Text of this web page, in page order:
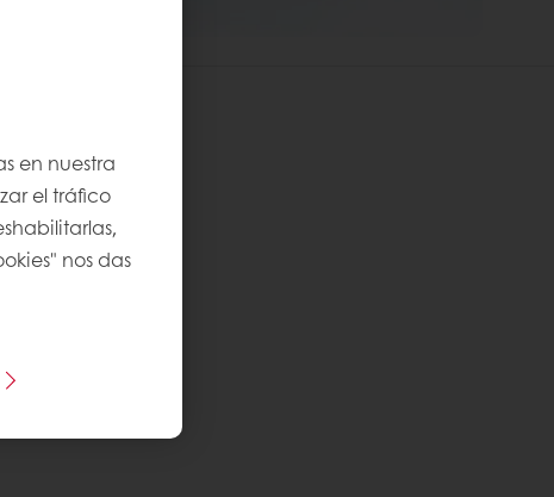
en nuestra
el tráfico
nos das